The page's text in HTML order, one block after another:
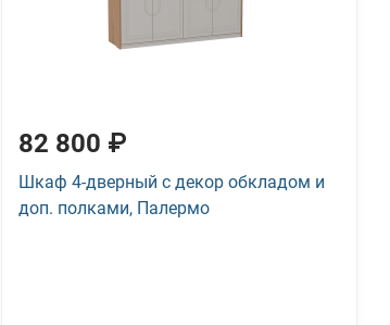
82 800 ₽
Шкаф 4-дверный с декор обкладом и
доп. полками, Палермо